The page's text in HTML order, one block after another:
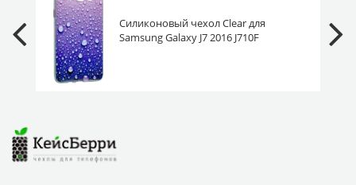
Силиконовый чехол Clear для
Samsung Galaxy J7 2016 J710F